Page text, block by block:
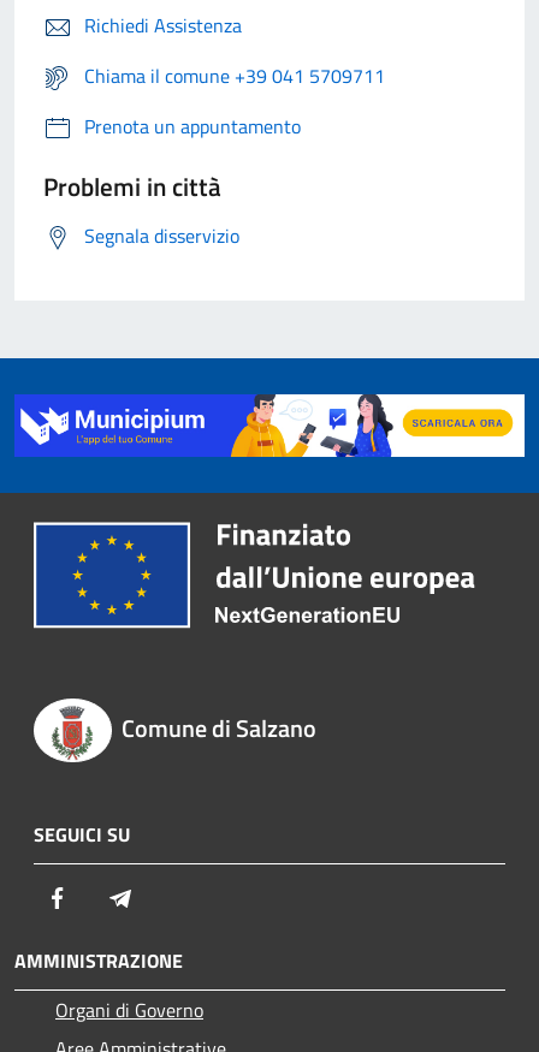
Richiedi Assistenza
Chiama il comune +39 041 5709711
Prenota un appuntamento
Problemi in città
Segnala disservizio
Comune di Salzano
SEGUICI SU
Facebook
AMMINISTRAZIONE
Organi di Governo